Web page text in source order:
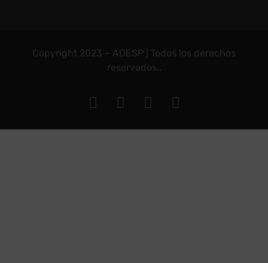
Copyright 2023 – ADESP | Todos los derechos
reservados..